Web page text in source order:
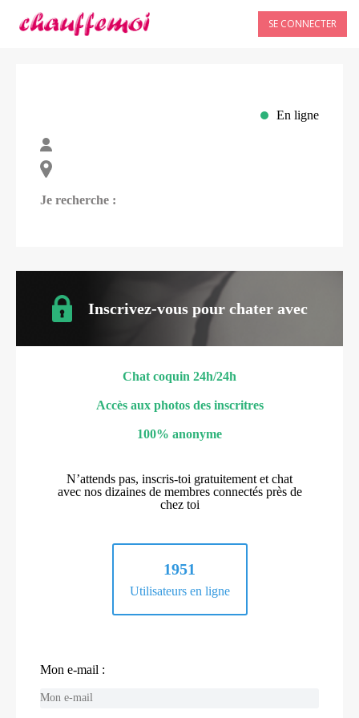
SE CONNECTER
En ligne
Je recherche :
Inscrivez-vous pour chater avec
Chat coquin 24h/24h
Accès aux photos des inscritres
100% anonyme
N’attends pas, inscris-toi gratuitement et chat
avec nos dizaines de membres connectés près de
chez toi
1951
Utilisateurs en ligne
Mon e-mail :